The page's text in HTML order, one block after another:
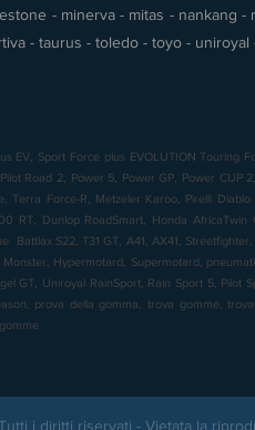
- minerva - mitas - nankang
- taurus - toledo - toyo -
EV, Sport Force plus EVOLUTION Touring
Road 2, Power 5, Power GP, Power CUP
Terra Force-R, Metzeler Karoo, Pirelli
RT, Dunlop RoadSmart, Honda
Battlax S22, T31 GT, A41, AX41,
Hypermotard, Supermotard,
GT, Uniroyal RainSport, Rain Sport 5, Pilot
prova della gomma, trova gomme,
i diritti riservati - Vietata la